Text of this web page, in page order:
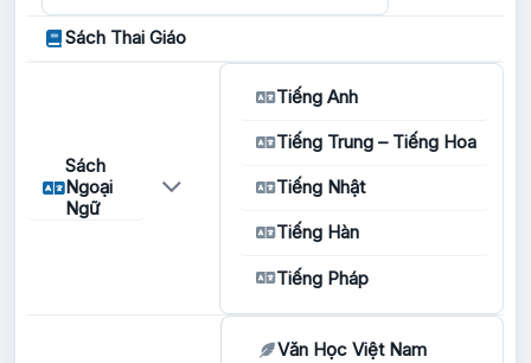
Sách Thai Giáo
Sách
Ngoại
Ngữ
Tiếng Anh
Tiếng Trung – Tiếng Hoa
Tiếng Nhật
Tiếng Hàn
Tiếng Pháp
Văn Học Việt Nam